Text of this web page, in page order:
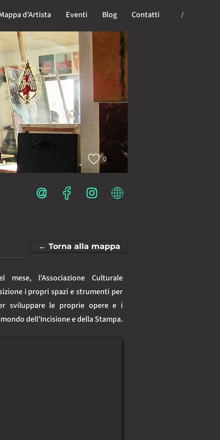
d'Artista Eventi Blog Contatti /
0
← Torna alla mappa
mese, l'Associazione Culturale
i propri spazi e strumenti per
sviluppare le proprie opere e i
dell'Incisione e della Stampa.